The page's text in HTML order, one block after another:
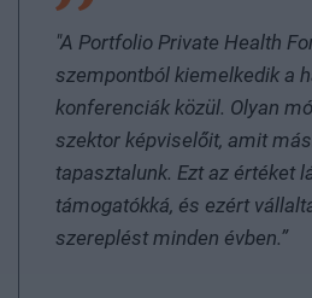
"A Portfolio Private Health
szempontból kiemelkedik a
konferenciák közül. Olyan
szektor képviselőit, amit
tapasztalunk. Ezt az értéket
támogatókká, és ezért
szereplést minden évben.”